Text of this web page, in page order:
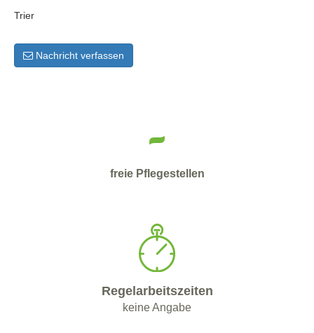
Trier
Nachricht verfassen
-
freie Pflegestellen
Regelarbeitszeiten
keine Angabe